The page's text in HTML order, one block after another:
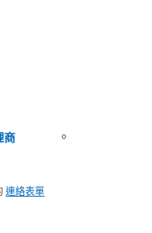
商
連絡表單
。